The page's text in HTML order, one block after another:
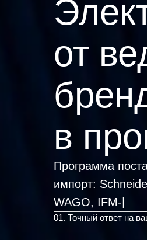
от
в
Программа
импорт:
01. Точный ответ на